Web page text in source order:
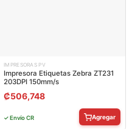
IMPRESORAS PV
Impresora Etiquetas Zebra ZT231
203DPI 150mm/s
₡506,748
✓ Envío CR Agregar